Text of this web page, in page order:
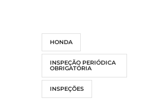
HONDA
INSPEÇÃO PERIÓDICA
OBRIGATÓRIA
INSPEÇÕES